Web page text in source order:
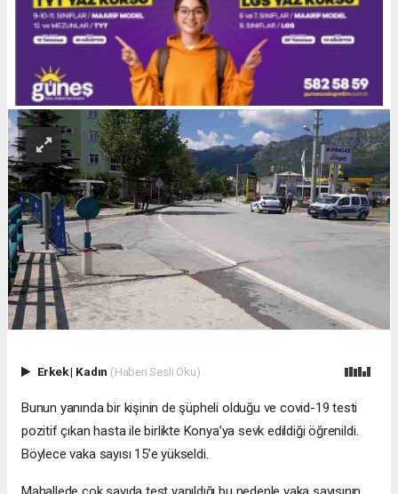
Erkek| Kadın (Haberi Sesli Oku)
Bunun yanında bir kişinin de şüpheli olduğu ve covid-19 testi
pozitif çıkan hasta ile birlikte Konya’ya sevk edildiği öğrenildi.
Böylece vaka sayısı 15’e yükseldi.